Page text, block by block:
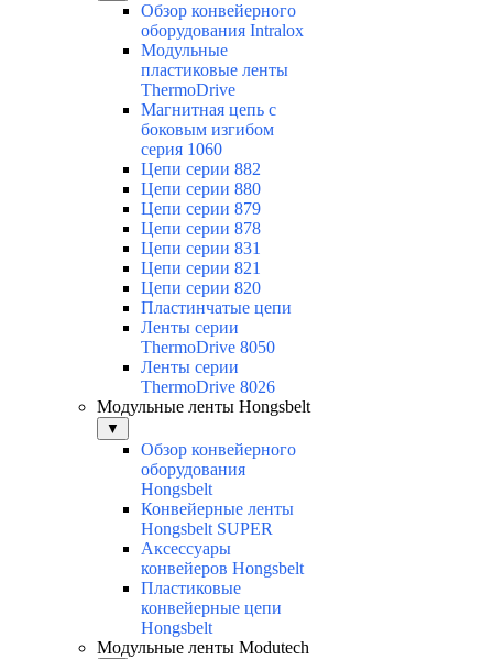
Обзор конвейерного
оборудования Intralox
Модульные
пластиковые ленты
ThermoDrive
Магнитная цепь с
боковым изгибом
серия 1060
Цепи серии 882
Цепи серии 880
Цепи серии 879
Цепи серии 878
Цепи серии 831
Цепи серии 821
Цепи серии 820
Пластинчатые цепи
Ленты серии
ThermoDrive 8050
Ленты серии
ThermoDrive 8026
Модульные ленты Hongsbelt
▼
Обзор конвейерного
оборудования
Hongsbelt
Конвейерные ленты
Hongsbelt SUPER
Аксессуары
конвейеров Hongsbelt
Пластиковые
конвейерные цепи
Hongsbelt
Модульные ленты Modutech